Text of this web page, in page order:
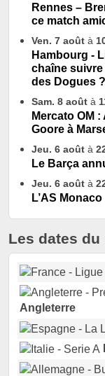
Rennes –
ce match
Ven. 7 août à
Hambourg -
chaîne
des Dogues ?
Sam. 8 août à
Mercato OM
Goore à
Jeu. 6 août à
Le Barça
Jeu. 6 août à
L’AS
Les dates du
Angleterre